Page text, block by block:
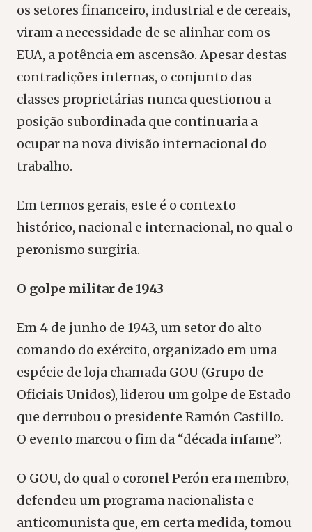
os setores financeiro, industrial e de cereais,
viram a necessidade de se alinhar com os
EUA, a potência em ascensão. Apesar destas
contradições internas, o conjunto das
classes proprietárias nunca questionou a
posição subordinada que continuaria a
ocupar na nova divisão internacional do
trabalho.
Em termos gerais, este é o contexto
histórico, nacional e internacional, no qual o
peronismo surgiria.
O golpe militar de 1943
Em 4 de junho de 1943, um setor do alto
comando do exército, organizado em uma
espécie de loja chamada GOU (Grupo de
Oficiais Unidos), liderou um golpe de Estado
que derrubou o presidente Ramón Castillo.
O evento marcou o fim da “década infame”.
O GOU, do qual o coronel Perón era membro,
defendeu um programa nacionalista e
anticomunista que, em certa medida, tomou